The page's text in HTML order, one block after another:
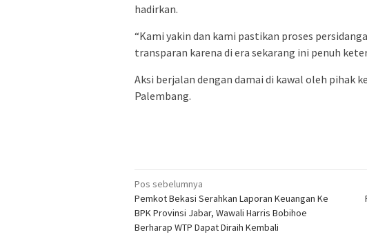
hadirkan.
“Kami yakin dan kami pastikan proses
transparan karena di era sekarang ini penuh
Aksi berjalan dengan damai di kawal oleh pihak
Palembang.
Navigasi
pos
Pos sebelumnya
Pemkot Bekasi Serahkan Laporan Keuangan Ke
BPK Provinsi Jabar, Wawali Harris Bobihoe
Berharap WTP Dapat Diraih Kembali